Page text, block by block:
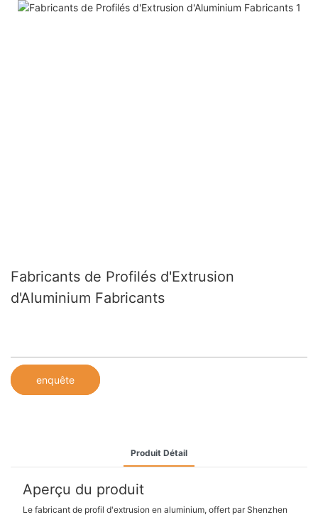
Fabricants de Profilés d'Extrusion
d'Aluminium Fabricants
enquête
Produit Détail
Aperçu du produit
Le fabricant de profil d'extrusion en aluminium, offert par Shenzhen